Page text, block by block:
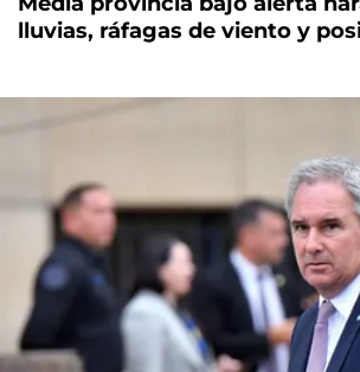
lluvias, ráfagas de viento y